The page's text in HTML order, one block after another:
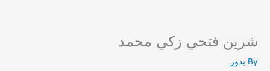
Skip
content
شرين فتحي زكي محمد
By بدور